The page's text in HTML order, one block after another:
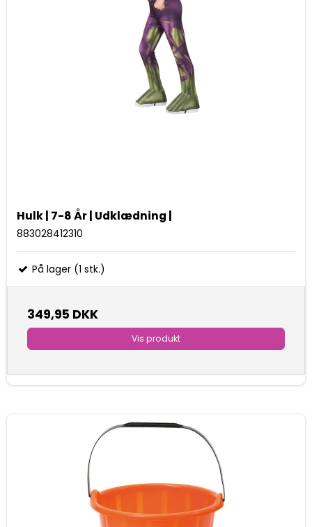
Hulk | 7-8 År | Udklædning |
883028412310
På lager (1 stk.)
349,95 DKK
Vis produkt